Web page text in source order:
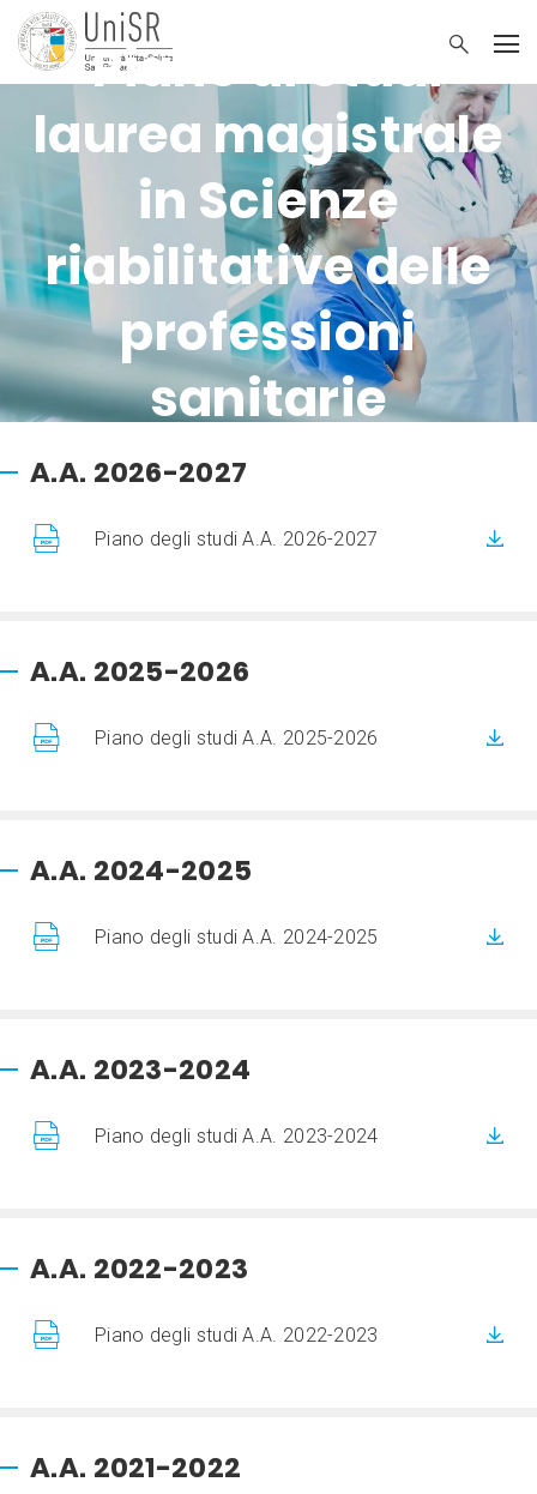
Piano di studi
laurea magistrale
in Scienze
riabilitative delle
professioni
sanitarie
A.A. 2026-2027
Piano degli studi A.A. 2026-2027
A.A. 2025-2026
Piano degli studi A.A. 2025-2026
A.A. 2024-2025
Piano degli studi A.A. 2024-2025
A.A. 2023-2024
Piano degli studi A.A. 2023-2024
A.A. 2022-2023
Piano degli studi A.A. 2022-2023
A.A. 2021-2022